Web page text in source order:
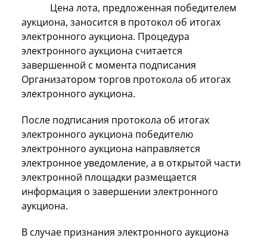
Цена лота, предложенная победителем
аукциона, заносится в протокол об итогах
электронного аукциона. Процедура
электронного аукциона считается
завершенной с момента подписания
Организатором торгов протокола об итогах
электронного аукциона.
После подписания протокола об итогах
электронного аукциона победителю
электронного аукциона направляется
электронное уведомление, а в открытой части
электронной площадки размещается
информация о завершении электронного
аукциона.
В случае признания электронного аукциона